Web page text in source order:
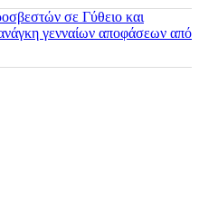
σε Γύθειο και
γενναίων αποφάσεων από